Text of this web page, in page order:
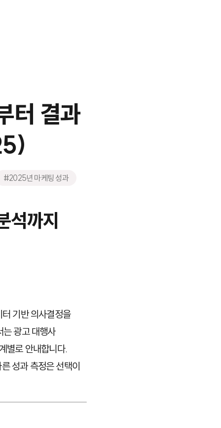
터 결과
#2025년 마케팅 성과
석까지
기반 의사결정을
광고 대행사
별로 안내합니다.
성과 측정은 선택이